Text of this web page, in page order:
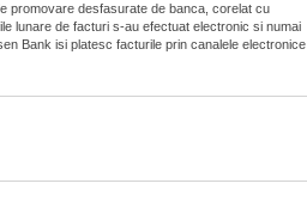
promovare desfasurate de banca, corelat cu
lunare de facturi s-au efectuat electronic si numai
Bank isi platesc facturile prin canalele electronice